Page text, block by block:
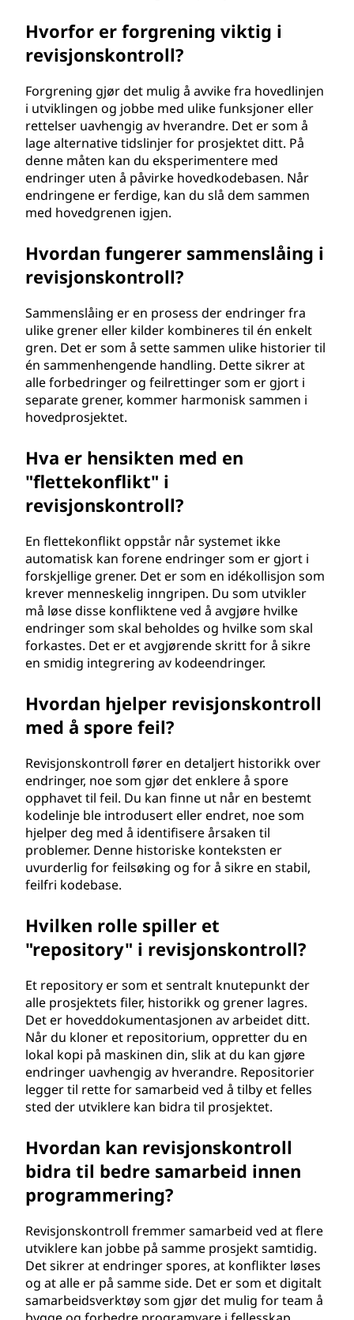
Hvorfor er forgrening viktig i
revisjonskontroll?
Forgrening gjør det mulig å avvike fra hovedlinjen
i utviklingen og jobbe med ulike funksjoner eller
rettelser uavhengig av hverandre. Det er som å
lage alternative tidslinjer for prosjektet ditt. På
denne måten kan du eksperimentere med
endringer uten å påvirke hovedkodebasen. Når
endringene er ferdige, kan du slå dem sammen
med hovedgrenen igjen.
Hvordan fungerer sammenslåing i
revisjonskontroll?
Sammenslåing er en prosess der endringer fra
ulike grener eller kilder kombineres til én enkelt
gren. Det er som å sette sammen ulike historier til
én sammenhengende handling. Dette sikrer at
alle forbedringer og feilrettinger som er gjort i
separate grener, kommer harmonisk sammen i
hovedprosjektet.
Hva er hensikten med en
"flettekonflikt" i
revisjonskontroll?
En flettekonflikt oppstår når systemet ikke
automatisk kan forene endringer som er gjort i
forskjellige grener. Det er som en idékollisjon som
krever menneskelig inngripen. Du som utvikler
må løse disse konfliktene ved å avgjøre hvilke
endringer som skal beholdes og hvilke som skal
forkastes. Det er et avgjørende skritt for å sikre
en smidig integrering av kodeendringer.
Hvordan hjelper revisjonskontroll
med å spore feil?
Revisjonskontroll fører en detaljert historikk over
endringer, noe som gjør det enklere å spore
opphavet til feil. Du kan finne ut når en bestemt
kodelinje ble introdusert eller endret, noe som
hjelper deg med å identifisere årsaken til
problemer. Denne historiske konteksten er
uvurderlig for feilsøking og for å sikre en stabil,
feilfri kodebase.
Hvilken rolle spiller et
"repository" i revisjonskontroll?
Et repository er som et sentralt knutepunkt der
alle prosjektets filer, historikk og grener lagres.
Det er hoveddokumentasjonen av arbeidet ditt.
Når du kloner et repositorium, oppretter du en
lokal kopi på maskinen din, slik at du kan gjøre
endringer uavhengig av hverandre. Repositorier
legger til rette for samarbeid ved å tilby et felles
sted der utviklere kan bidra til prosjektet.
Hvordan kan revisjonskontroll
bidra til bedre samarbeid innen
programmering?
Revisjonskontroll fremmer samarbeid ved at flere
utviklere kan jobbe på samme prosjekt samtidig.
Det sikrer at endringer spores, at konflikter løses
og at alle er på samme side. Det er som et digitalt
samarbeidsverktøy som gjør det mulig for team å